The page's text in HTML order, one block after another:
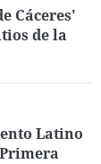
Cáceres'
de la
Latino